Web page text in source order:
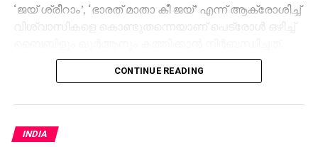
‘ജയ് ശ്രീറാം’, ‘ഭാരത് മാതാ കീ ജയ്’ എന്ന് ആക്രോശിച്ച്
വിശ്വാസികളെ കൊണ്ടുതന്നെയാണ് പെട്രോള്‍ ഒഴിച്ച്
വിശ്വാസികള്‍ പ്രാര്‍ഥിക്കുന്ന ഇടങ്ങള്‍
ആക്രമിക്കുകയും അതിക്രമ വാര്‍ത്തകളുടെ
CONTINUE READING
INDIA